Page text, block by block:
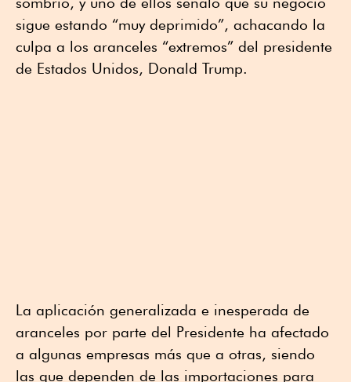
sigue estando “muy deprimido”, achacando la
culpa a los aranceles “extremos” del presidente
de Estados Unidos, Donald Trump.
La aplicación generalizada e inesperada de
aranceles por parte del Presidente ha afectado
a algunas empresas más que a otras, siendo
las que dependen de las importaciones para